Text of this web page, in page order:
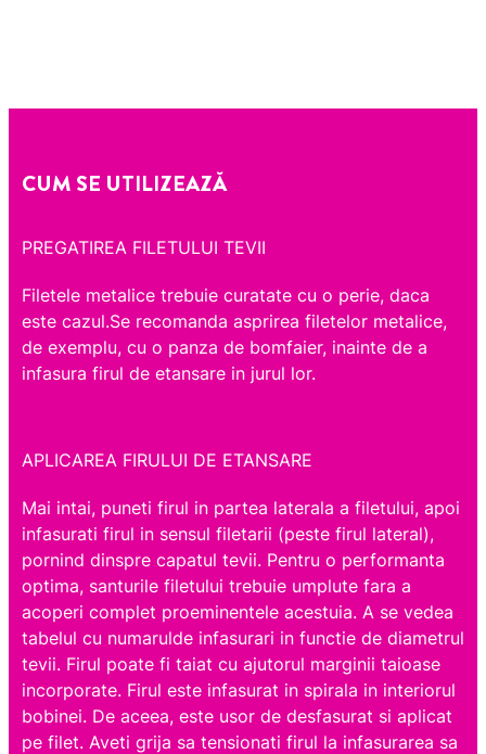
CUM SE UTILIZEAZĂ
PREGATIREA FILETULUI TEVII
Filetele metalice trebuie curatate cu o perie, daca
este cazul.Se recomanda asprirea filetelor metalice,
de exemplu, cu o panza de bomfaier, inainte de a
infasura firul de etansare in jurul lor.
APLICAREA FIRULUI DE ETANSARE
Mai intai, puneti firul in partea laterala a filetului, apoi
infasurati firul in sensul filetarii (peste firul lateral),
pornind dinspre capatul tevii. Pentru o performanta
optima, santurile filetului trebuie umplute fara a
acoperi complet proeminentele acestuia. A se vedea
tabelul cu numarulde infasurari in functie de diametrul
tevii. Firul poate fi taiat cu ajutorul marginii taioase
incorporate. Firul este infasurat in spirala in interiorul
bobinei. De aceea, este usor de desfasurat si aplicat
pe filet. Aveti grija sa tensionati firul la infasurarea sa